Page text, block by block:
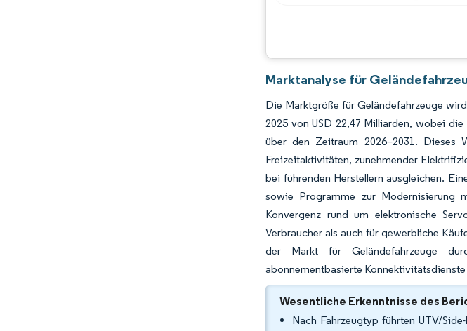
Marktanalyse für
Die Marktgröße für Geländefahrzeuge
2025 von USD 22,47 Milliarden, wobei
über den Zeitraum 2026–2031. Dieses
Freizeitaktivitäten, zunehmender
bei führenden Herstellern ausgleichen.
sowie Programme zur Modernisierung
Konvergenz rund um elektronische
Verbraucher als auch für gewerbliche
der Markt für Geländefahrzeuge
abonnementbasierte
Wesentliche Erkenntnisse des
Nach Fahrzeugtyp führten UTV/